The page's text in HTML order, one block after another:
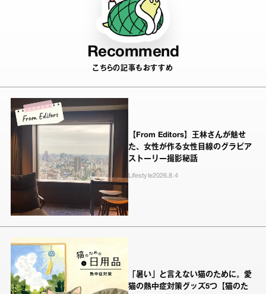
Recommend
こちらの記事もおすすめ
【From Editors】王林さんが魅せ
た、女性が作る女性目線のグラビア
ストーリー撮影秘話
Lifestyle2026.8.4
「暑い」と言えない猫のために。愛
猫の熱中症対策グッズ5つ【猫のた